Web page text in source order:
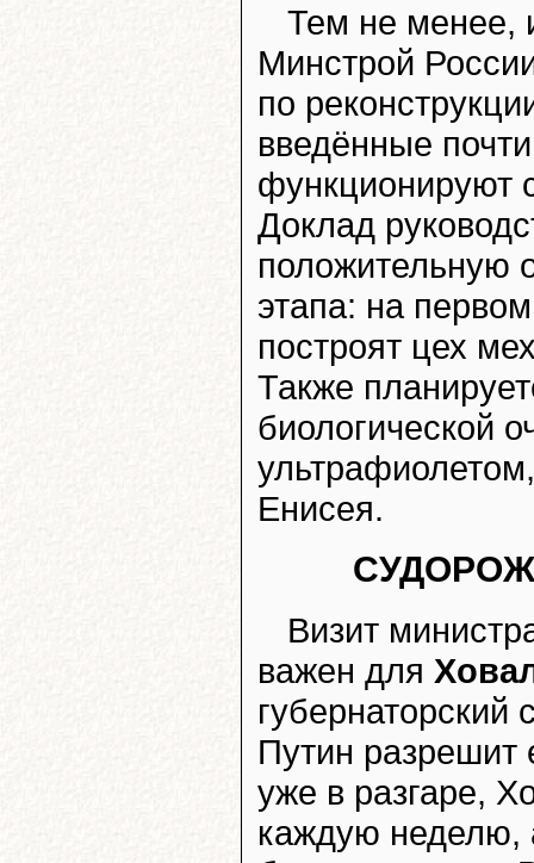
Тем не менее,
Минстрой
по
введённые
функционируют
Доклад
положительную
этапа: на
построят цех
Также
биологической
Енисея.
Визит
важен для
губернаторский
Путин разрешит
уже в разгаре,
каждую неделю,